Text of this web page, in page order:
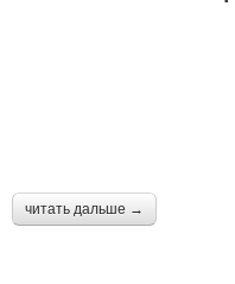
читать дальше →